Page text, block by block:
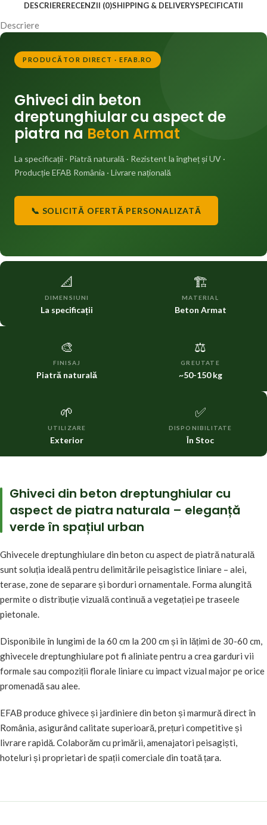
DESCRIERERECENZII (0)SHIPPING & DELIVERYSPECIFICATII
Descriere
PRODUCĂTOR DIRECT · EFAB.RO
Ghiveci din beton
dreptunghiular cu aspect de
piatra na Beton Armat
La specificații · Piatră naturală · Rezistent la îngheț și UV ·
Producție EFAB România · Livrare națională
📞 SOLICITĂ OFERTĂ PERSONALIZATĂ
📐
DIMENSIUNI
La specificații
🏗️
MATERIAL
Beton Armat
🎨
FINISAJ
Piatră naturală
⚖️
GREUTATE
~50-150 kg
🌱
UTILIZARE
Exterior
✅
DISPONIBILITATE
În Stoc
Ghiveci din beton dreptunghiular cu
aspect de piatra naturala – eleganță
verde în spațiul urban
Ghivecele dreptunghiulare din beton cu aspect de piatră naturală
sunt soluția ideală pentru delimitările peisagistice liniare – alei,
terase, zone de separare și borduri ornamentale. Forma alungită
permite o distribuție vizuală continuă a vegetației pe traseele
pietonale.
Disponibile în lungimi de la 60 cm la 200 cm și în lățimi de 30-60 cm,
ghivecele dreptunghiulare pot fi aliniate pentru a crea garduri vii
formale sau compoziții florale liniare cu impact vizual major pe orice
promenadă sau alee.
EFAB produce ghivece și jardiniere din beton și marmură direct în
România, asigurând calitate superioară, prețuri competitive și
livrare rapidă. Colaborăm cu primării, amenajatori peisagiști,
hoteluri și proprietari de spații comerciale din toată țara.